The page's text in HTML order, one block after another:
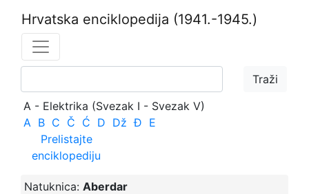
Hrvatska enciklopedija (1941.-1945.)
A - Elektrika (Svezak I - Svezak V)
A B C Č Ć D Dž Đ E
Prelistajte
enciklopediju
Natuknica: Aberdar